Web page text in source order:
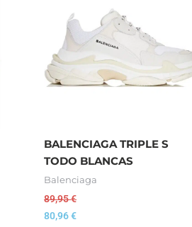
BALENCIAGA TRIPLE S
TODO BLANCAS
Balenciaga
89,95€
80,96€